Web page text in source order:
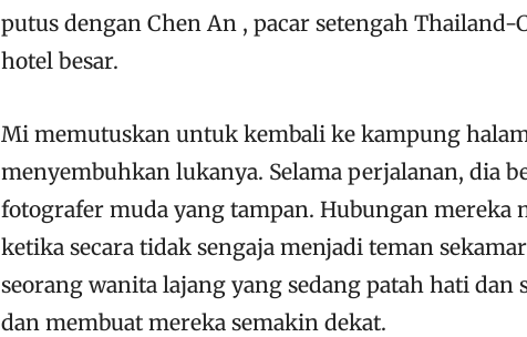
putus dengan Chen An , pacar setengah
hotel besar.
Mi memutuskan untuk kembali ke kampung
menyembuhkan lukanya. Selama perjalanan, dia
fotografer muda yang tampan. Hubungan mereka
ketika secara tidak sengaja menjadi teman
seorang wanita lajang yang sedang patah hati
dan membuat mereka semakin dekat.